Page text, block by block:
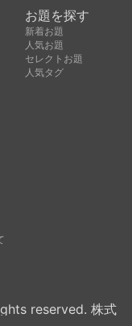
お題を探す
新着お題
人気お題
セレクトお題
人気タグ
reserved. 株式